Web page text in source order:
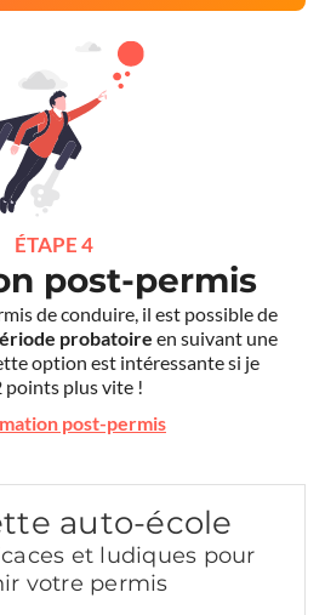
ÉTAPE 4
post-permis
de conduire, il est possible de
probatoire en suivant une
option est intéressante si je
points plus vite !
post-permis
auto-école
et ludiques pour
votre permis